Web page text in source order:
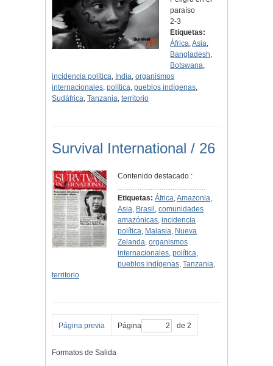
paraíso
2-3
Etiquetas:
África,Asia,
Bangladesh,
Botswana,
incidencia política, India, organismos
internacionales, política, pueblos indígenas,
Sudáfrica, Tanzania, territorio
Survival International / 26
Contenido destacado :
................................................
Etiquetas: África,Amazonia,
Asia, Brasil ,comunidades
amazónicas,incidencia
política, Malasia, Nueva
Zelanda,organismos
internacionales,política,
pueblos indígenas,Tanzania,
territorio
Página previa Página de 2
Formatos de Salida